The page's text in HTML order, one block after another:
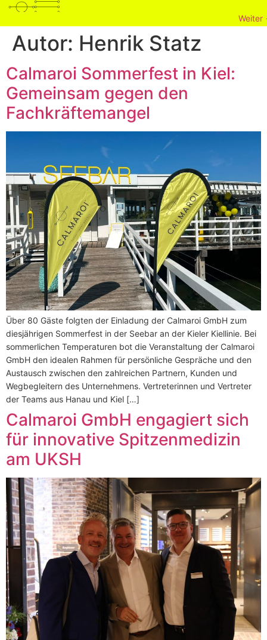
Autor: Henrik Statz
Calmaroi Sommerfest in Kiel:
Gemeinsam gegen den
Fachkräftemangel
Über 80 Gäste folgten der Einladung der Calmaroi GmbH zum
diesjährigen Sommerfest in der Seebar an der Kieler Kiellinie. Bei
sommerlichen Temperaturen bot die Veranstaltung der Calmaroi
GmbH den idealen Rahmen für persönliche Gespräche und den
Austausch zwischen den zahlreichen Partnern, Kunden und
Wegbegleitern des Unternehmens. Vertreterinnen und Vertreter
der Teams aus Hanau und Kiel […]
Calmaroi GmbH engagiert sich
für innovative Spitzenmedizin
am UKSH
Weiter